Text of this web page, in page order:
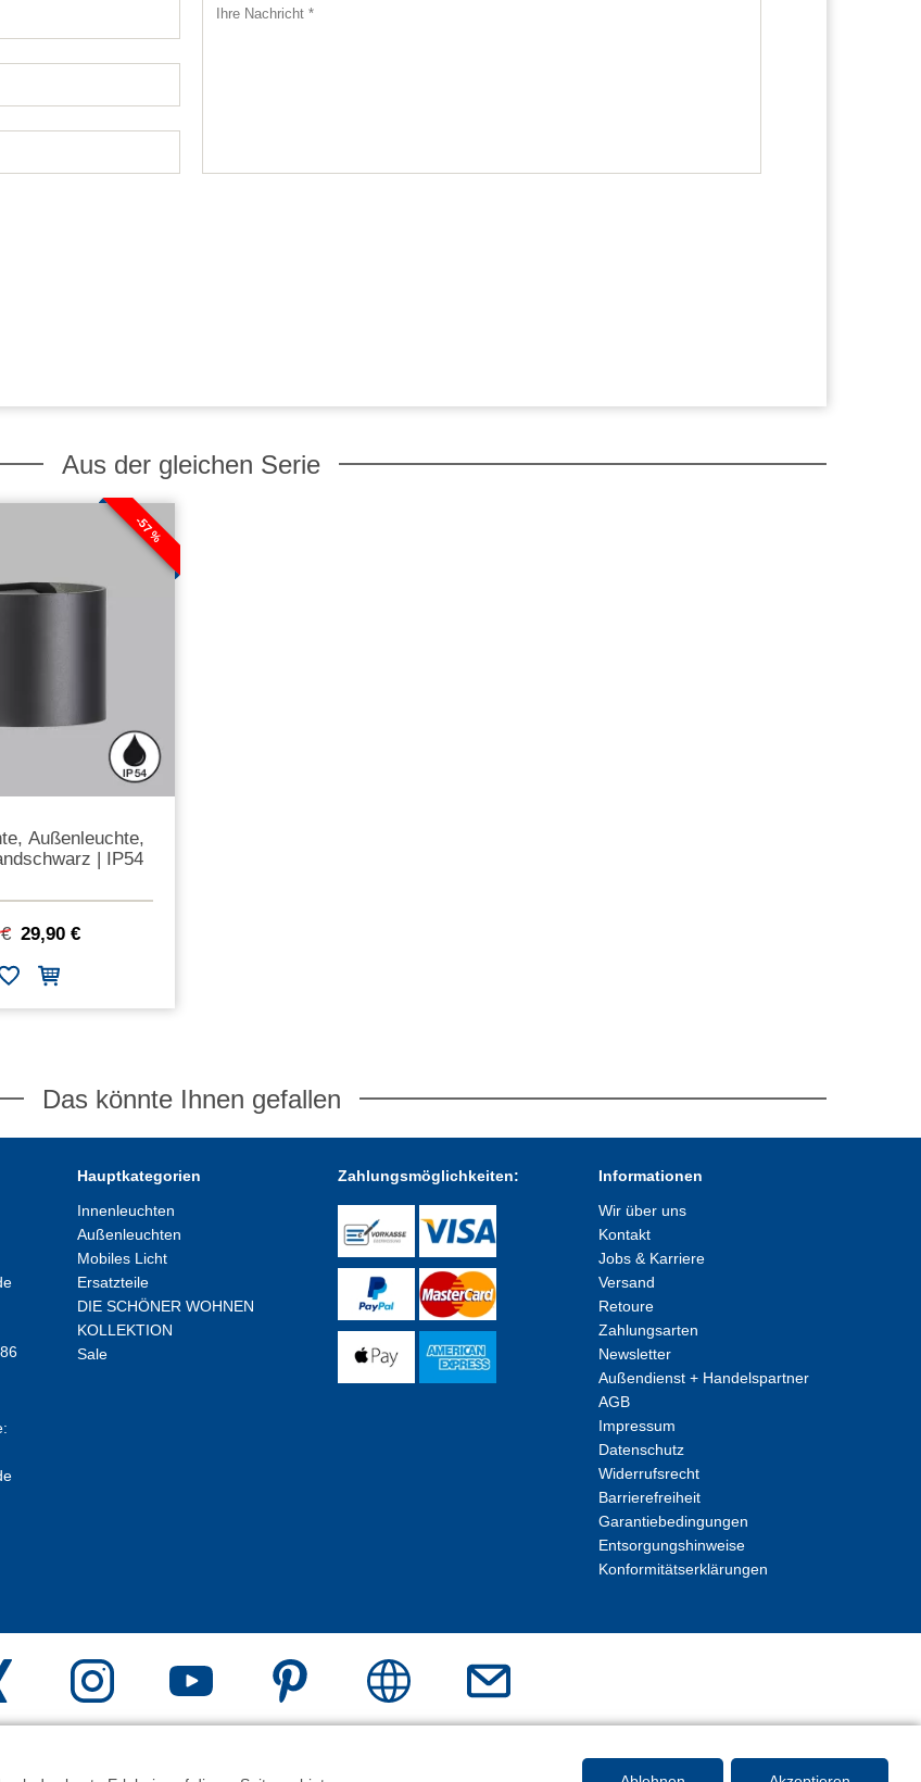
Aus der gleichen Serie
-57 %
Außenleuchte,
| IP54
29,90 €
Das könnte Ihnen gefallen
Hauptkategorien
Innenleuchten
Außenleuchten
Mobiles Licht
Ersatzteile
DIE SCHÖNER WOHNEN
KOLLEKTION
Sale
Zahlungsmöglichkeiten:
Informationen
Wir über uns
Kontakt
Jobs & Karriere
Versand
Retoure
Zahlungsarten
Newsletter
Außendienst + Handelspartner
AGB
Impressum
Datenschutz
Widerrufsrecht
Barrierefreiheit
Garantiebedingungen
Entsorgungshinweise
Konformitätserklärungen